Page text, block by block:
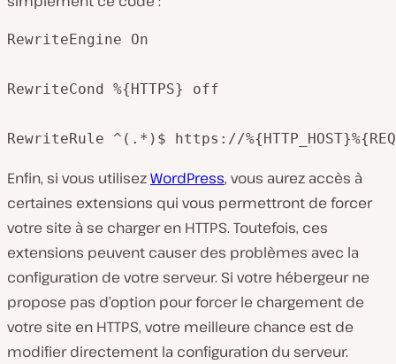
RewriteEngine On
RewriteCond %{HTTPS} off
RewriteRule ^(.*)$ https://
Enfin, si vous utilisezWordPress, vous aurez accès à
certaines extensions qui vous permettront de forcer
votre site à se charger en HTTPS. Toutefois, ces
extensions peuvent causer des problèmes avec la
configuration de votre serveur. Si votre hébergeur ne
propose pas d’option pour forcer le chargement de
votre site en HTTPS, votre meilleure chance est de
modifier directement la configuration du serveur.